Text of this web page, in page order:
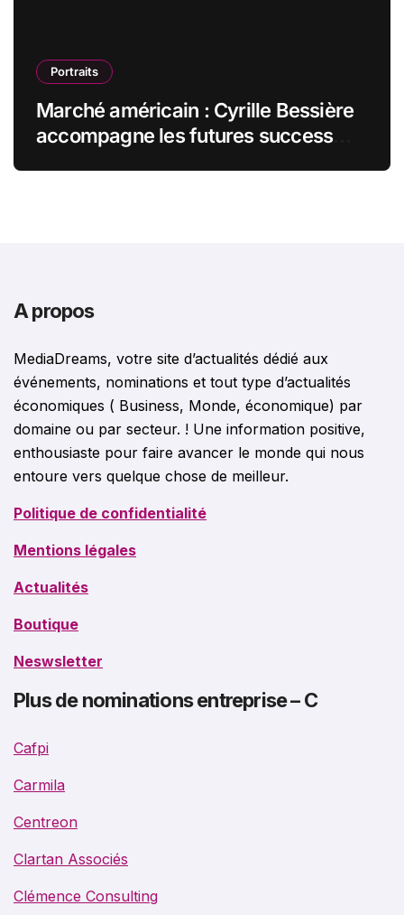
Portraits
Marché américain : Cyrille Bessière
accompagne les futures success
A propos
MediaDreams, votre site d’actualités dédié aux
événements, nominations et tout type d’actualités
économiques ( Business, Monde, économique) par
domaine ou par secteur. ! Une information positive,
enthousiaste pour faire avancer le monde qui nous
entoure vers quelque chose de meilleur.
Politique de confidentialité
Mentions légales
Actualités
Boutique
Neswsletter
Plus de nominations entreprise – C
Cafpi
Carmila
Centreon
Clartan Associés
Clémence Consulting